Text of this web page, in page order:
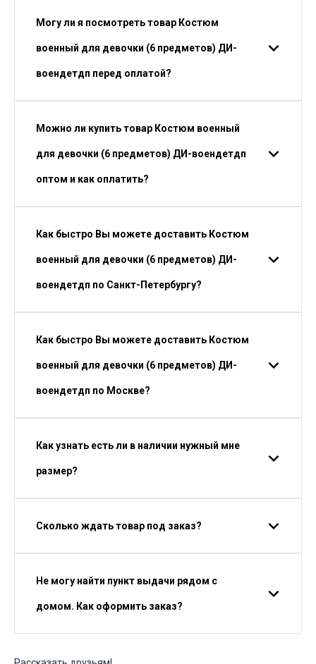
Могу ли я посмотреть товар Костюм
военный для девочки (6 предметов) ДИ-
воендетдп перед оплатой?
Можно ли купить товар Костюм военный
для девочки (6 предметов) ДИ-воендетдп
оптом и как оплатить?
Как быстро Вы можете доставить Костюм
военный для девочки (6 предметов) ДИ-
воендетдп по Санкт-Петербургу?
Как быстро Вы можете доставить Костюм
военный для девочки (6 предметов) ДИ-
воендетдп по Москве?
Как узнать есть ли в наличии нужный мне
размер?
Сколько ждать товар под заказ?
Не могу найти пункт выдачи рядом с
домом. Как оформить заказ?